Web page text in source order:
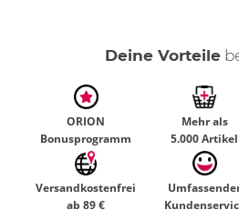
Deine Vorteile
ORION
Bonusprogramm
Mehr als
5.000 Artikel
Versandkostenfrei
ab 89 €